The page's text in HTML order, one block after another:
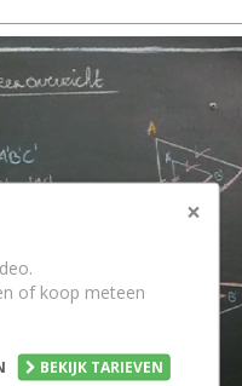
×
of koop meteen
BEKIJK TARIEVEN